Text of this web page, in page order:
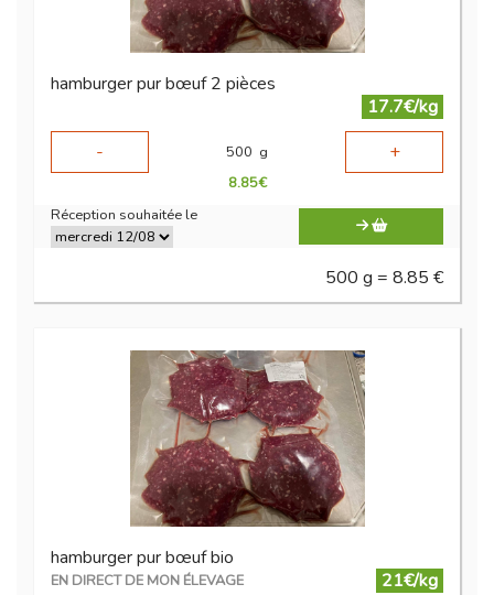
hamburger pur bœuf 2 pièces
17.7€/kg
-
500 g +
8.85€
Réception souhaitée le
500 g = 8.85 €
hamburger pur bœuf bio
EN DIRECT DE MON ÉLEVAGE
21€/kg